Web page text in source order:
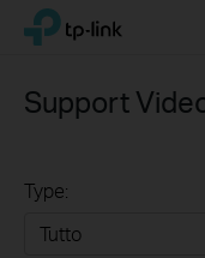
Click
navigation
TP-Link, Reliably Smart
Support
Type: